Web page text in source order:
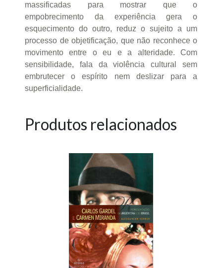
massificadas para mostrar que o
empobrecimento da experiência gera o
esquecimento do outro, reduz o sujeito a um
processo de objetificação, que não reconhece o
movimento entre o eu e a alteridade. Com
sensibilidade, fala da violência cultural sem
embrutecer o espírito nem deslizar para a
superficialidade.
Produtos relacionados